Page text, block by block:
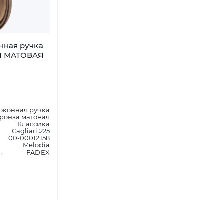
ручка
МАТОВАЯ
ручка
матовая
Классика
Cagliari 225
00-00012158
Melodia
FADEX